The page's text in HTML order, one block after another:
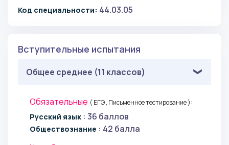
Код специальности: 44.03.05
Вступительные испытания
Общее среднее (11 классов)
Обязательные ( ЕГЭ , Письменное тестирование ):
Русский язык : 36 баллов
Обществознание : 42 балла